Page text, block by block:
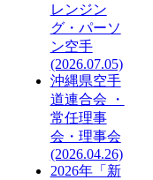
レンジン
グ・パーソ
ン空手
(2026.07.05)
沖縄県空手
道連合会 ・
常任理事
会・理事会
(2026.04.26)
2026年「新